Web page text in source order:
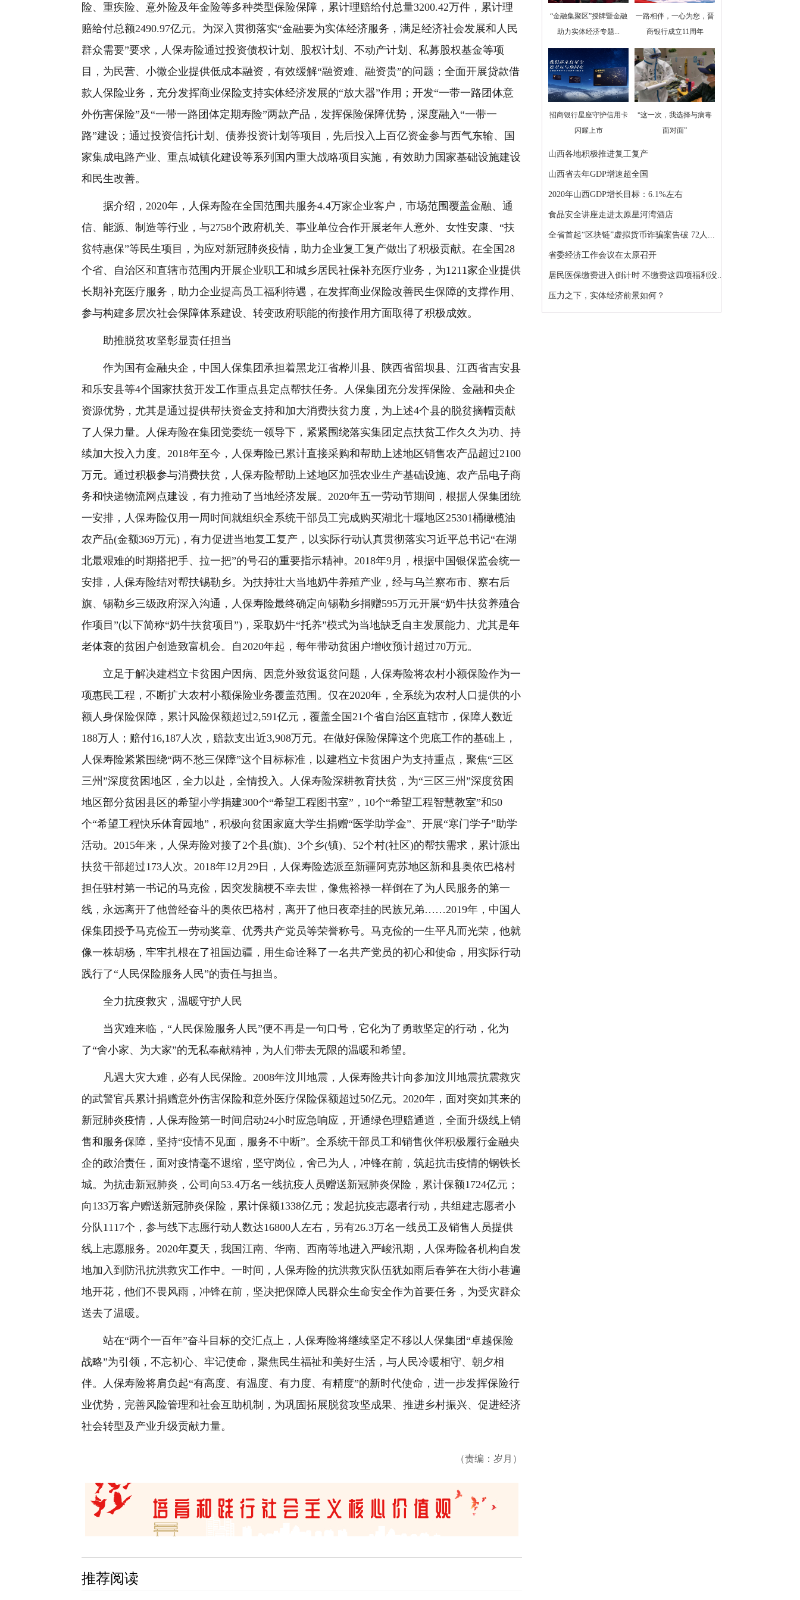
险、重疾险、意外险及年金险等多种类型保险保障，累计理赔给付总量3200.42万件，累计理
赔给付总额2490.97亿元。为深入贯彻落实“金融要为实体经济服务，满足经济社会发展和人民
群众需要”要求，人保寿险通过投资债权计划、股权计划、不动产计划、私募股权基金等项
目，为民营、小微企业提供低成本融资，有效缓解“融资难、融资贵”的问题；全面开展贷款借
款人保险业务，充分发挥商业保险支持实体经济发展的“放大器”作用；开发“一带一路团体意
外伤害保险”及“一带一路团体定期寿险”两款产品，发挥保险保障优势，深度融入“一带一
路”建设；通过投资信托计划、债券投资计划等项目，先后投入上百亿资金参与西气东输、国
家集成电路产业、重点城镇化建设等系列国内重大战略项目实施，有效助力国家基础设施建设
和民生改善。
据介绍，2020年，人保寿险在全国范围共服务4.4万家企业客户，市场范围覆盖金融、通
信、能源、制造等行业，与2758个政府机关、事业单位合作开展老年人意外、女性安康、“扶
贫特惠保”等民生项目，为应对新冠肺炎疫情，助力企业复工复产做出了积极贡献。在全国28
个省、自治区和直辖市范围内开展企业职工和城乡居民社保补充医疗业务，为1211家企业提供
长期补充医疗服务，助力企业提高员工福利待遇，在发挥商业保险改善民生保障的支撑作用、
参与构建多层次社会保障体系建设、转变政府职能的衔接作用方面取得了积极成效。
助推脱贫攻坚彰显责任担当
作为国有金融央企，中国人保集团承担着黑龙江省桦川县、陕西省留坝县、江西省吉安县
和乐安县等4个国家扶贫开发工作重点县定点帮扶任务。人保集团充分发挥保险、金融和央企
资源优势，尤其是通过提供帮扶资金支持和加大消费扶贫力度，为上述4个县的脱贫摘帽贡献
了人保力量。人保寿险在集团党委统一领导下，紧紧围绕落实集团定点扶贫工作久久为功、持
续加大投入力度。2018年至今，人保寿险已累计直接采购和帮助上述地区销售农产品超过2100
万元。通过积极参与消费扶贫，人保寿险帮助上述地区加强农业生产基础设施、农产品电子商
务和快递物流网点建设，有力推动了当地经济发展。2020年五一劳动节期间，根据人保集团统
一安排，人保寿险仅用一周时间就组织全系统干部员工完成购买湖北十堰地区25301桶橄榄油
农产品(金额369万元)，有力促进当地复工复产，以实际行动认真贯彻落实习近平总书记“在湖
北最艰难的时期搭把手、拉一把”的号召的重要指示精神。2018年9月，根据中国银保监会统一
安排，人保寿险结对帮扶锡勒乡。为扶持壮大当地奶牛养殖产业，经与乌兰察布市、察右后
旗、锡勒乡三级政府深入沟通，人保寿险最终确定向锡勒乡捐赠595万元开展“奶牛扶贫养殖合
作项目”(以下简称“奶牛扶贫项目”)，采取奶牛“托养”模式为当地缺乏自主发展能力、尤其是年
老体衰的贫困户创造致富机会。自2020年起，每年带动贫困户增收预计超过70万元。
立足于解决建档立卡贫困户因病、因意外致贫返贫问题，人保寿险将农村小额保险作为一
项惠民工程，不断扩大农村小额保险业务覆盖范围。仅在2020年，全系统为农村人口提供的小
额人身保险保障，累计风险保额超过2,591亿元，覆盖全国21个省自治区直辖市，保障人数近
188万人；赔付16,187人次，赔款支出近3,908万元。在做好保险保障这个兜底工作的基础上，
人保寿险紧紧围绕“两不愁三保障”这个目标标准，以建档立卡贫困户为支持重点，聚焦“三区
三州”深度贫困地区，全力以赴，全情投入。人保寿险深耕教育扶贫，为“三区三州”深度贫困
地区部分贫困县区的希望小学捐建300个“希望工程图书室”，10个“希望工程智慧教室”和50
个“希望工程快乐体育园地”，积极向贫困家庭大学生捐赠“医学助学金”、开展“寒门学子”助学
活动。2015年来，人保寿险对接了2个县(旗)、3个乡(镇)、52个村(社区)的帮扶需求，累计派出
扶贫干部超过173人次。2018年12月29日，人保寿险选派至新疆阿克苏地区新和县奥依巴格村
担任驻村第一书记的马克俭，因突发脑梗不幸去世，像焦裕禄一样倒在了为人民服务的第一
线，永远离开了他曾经奋斗的奥依巴格村，离开了他日夜牵挂的民族兄弟……2019年，中国人
保集团授予马克俭五一劳动奖章、优秀共产党员等荣誉称号。马克俭的一生平凡而光荣，他就
像一株胡杨，牢牢扎根在了祖国边疆，用生命诠释了一名共产党员的初心和使命，用实际行动
践行了“人民保险服务人民”的责任与担当。
全力抗疫救灾，温暖守护人民
当灾难来临，“人民保险服务人民”便不再是一句口号，它化为了勇敢坚定的行动，化为
了“舍小家、为大家”的无私奉献精神，为人们带去无限的温暖和希望。
凡遇大灾大难，必有人民保险。2008年汶川地震，人保寿险共计向参加汶川地震抗震救灾
的武警官兵累计捐赠意外伤害保险和意外医疗保险保额超过50亿元。2020年，面对突如其来的
新冠肺炎疫情，人保寿险第一时间启动24小时应急响应，开通绿色理赔通道，全面升级线上销
售和服务保障，坚持“疫情不见面，服务不中断”。全系统干部员工和销售伙伴积极履行金融央
企的政治责任，面对疫情毫不退缩，坚守岗位，舍己为人，冲锋在前，筑起抗击疫情的钢铁长
城。为抗击新冠肺炎，公司向53.4万名一线抗疫人员赠送新冠肺炎保险，累计保额1724亿元；
向133万客户赠送新冠肺炎保险，累计保额1338亿元；发起抗疫志愿者行动，共组建志愿者小
分队1117个，参与线下志愿行动人数达16800人左右，另有26.3万名一线员工及销售人员提供
线上志愿服务。2020年夏天，我国江南、华南、西南等地进入严峻汛期，人保寿险各机构自发
地加入到防汛抗洪救灾工作中。一时间，人保寿险的抗洪救灾队伍犹如雨后春笋在大街小巷遍
地开花，他们不畏风雨，冲锋在前，坚决把保障人民群众生命安全作为首要任务，为受灾群众
送去了温暖。
站在“两个一百年”奋斗目标的交汇点上，人保寿险将继续坚定不移以人保集团“卓越保险
战略”为引领，不忘初心、牢记使命，聚焦民生福祉和美好生活，与人民冷暖相守、朝夕相
伴。人保寿险将肩负起“有高度、有温度、有力度、有精度”的新时代使命，进一步发挥保险行
业优势，完善风险管理和社会互助机制，为巩固拓展脱贫攻坚成果、推进乡村振兴、促进经济
社会转型及产业升级贡献力量。
（责编：岁月）
“金融集聚区”授牌暨金融
助力实体经济专题...
一路相伴，一心为您，晋
商银行成立11周年
招商银行星座守护信用卡
闪耀上市
“这一次，我选择与病毒
面对面”
山西各地积极推进复工复产
山西省去年GDP增速超全国
2020年山西GDP增长目标：6.1%左右
食品安全讲座走进太原星河湾酒店
全省首起“区块链”虚拟货币诈骗案告破 72人...
省委经济工作会议在太原召开
居民医保缴费进入倒计时 不缴费这四项福利没...
压力之下，实体经济前景如何？
推荐阅读